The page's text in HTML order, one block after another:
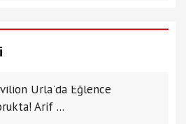
Urla'da Eğlence
Arif ...